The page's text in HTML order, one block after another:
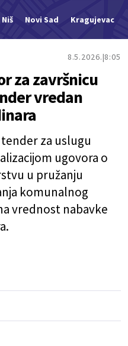
Niš Novi Sad Kragujevac
8.5.2026. 8:05
za završnicu
vredan
tender za uslugu
ugovora o
u pružanju
komunalnog
vrednost nabavke